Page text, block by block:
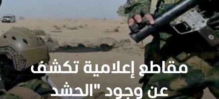
مقاطع إعلامية تكشف
عن وجود "الحشد